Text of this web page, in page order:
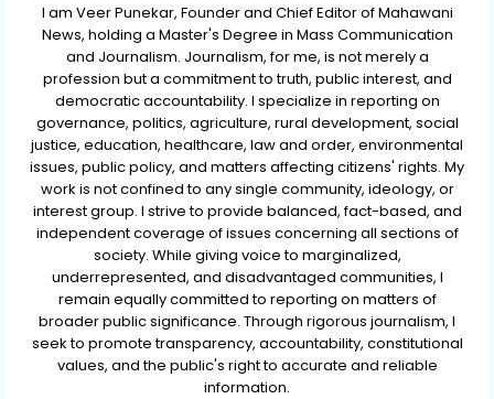
I am Veer Punekar, Founder and Chief Editor of Mahawani
News, holding a Master's Degree in Mass Communication
and Journalism. Journalism, for me, is not merely a
profession but a commitment to truth, public interest, and
democratic accountability. I specialize in reporting on
governance, politics, agriculture, rural development, social
justice, education, healthcare, law and order, environmental
issues, public policy, and matters affecting citizens' rights. My
work is not confined to any single community, ideology, or
interest group. I strive to provide balanced, fact-based, and
independent coverage of issues concerning all sections of
society. While giving voice to marginalized,
underrepresented, and disadvantaged communities, I
remain equally committed to reporting on matters of
broader public significance. Through rigorous journalism, I
seek to promote transparency, accountability, constitutional
values, and the public's right to accurate and reliable
information.